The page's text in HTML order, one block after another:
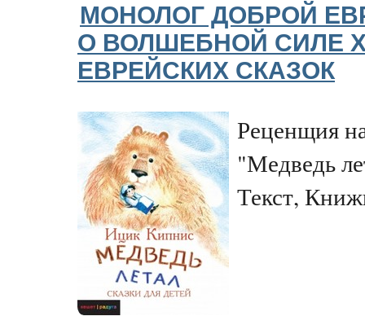
МОНОЛОГ ДОБРОЙ
О ВОЛШЕБНОЙ СИЛЕ
ЕВРЕЙСКИХ СКАЗОК
Реценщия
"Медведь
Текст,